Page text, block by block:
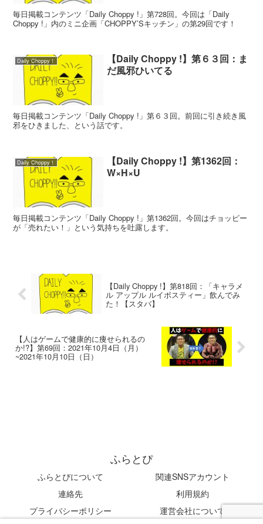
毎日掲載コンテンツ「Daily Choppy !」第728回。今回は「Daily
Choppy !」内のミニ企画「CHOPPY’Sキッチン」の第29回です！
Daily Choppy！
【Daily Choppy !】第６３回：ま
だ風邪ひいてる
毎日掲載コンテンツ「Daily Choppy !」第６３回。前回に引き続き風
邪をひきました、という話です。
Daily Choppy！
【Daily Choppy !】第1362回：
W×H×U
毎日掲載コンテンツ「Daily Choppy !」第1362回。今回はチョッピー
が「売れたい！」という気持ちを吐露します。
【Daily Choppy !】第818回：「キャラメ
ル アップル ルイボスティー」飲んでみ
た！【スタバ】
【人はゲームで健康的に痩せられるの
か!?】第69回：2021年10月4日（月）
~2021年10月10日（日）
ふらとぴ
ふらとぴについて
関連SNSアカウント
連絡先
利用規約
プライバシーポリシー
運営会社について